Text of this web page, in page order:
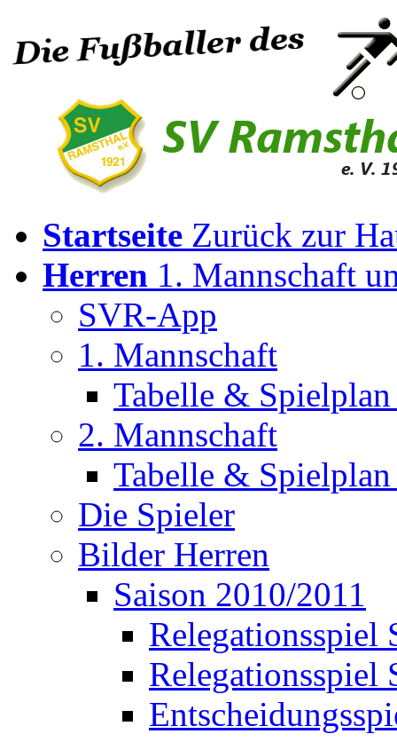
Startseite Zurück zur
Herren 1. Mannschaft
SVR-App
1. Mannschaft
Tabelle &
2. Mannschaft
Tabelle &
Die Spieler
Bilder Herren
Saison 2010/2011
Relegationsspiel
Relegationsspiel